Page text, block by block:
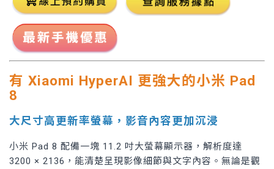
有 Xiaomi HyperAI 更強大的小米 Pad
8
大尺寸高更新率螢幕，影音內容更加沉浸
小米 Pad 8 配備一塊 11.2 吋大螢幕顯示器，解析度達
3200 × 2136，能清楚呈現影像細節與文字內容。無論是觀